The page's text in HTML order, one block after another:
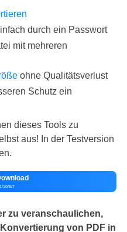
durch ein Passwort
mit mehreren
ohne Qualitätsverlust
Schutz ein
dieses Tools zu
aus! In der Testversion
10/8/7
zu veranschaulichen,
von PDF in